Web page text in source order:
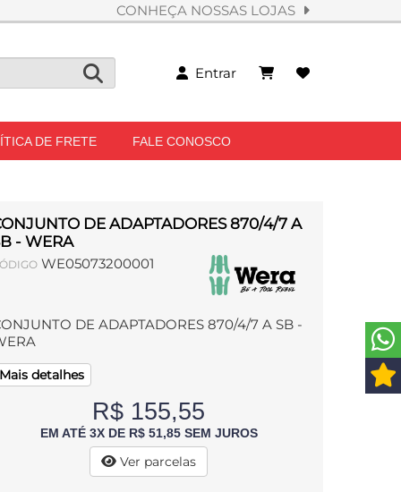
CONHEÇA NOSSAS LOJAS
Entrar
DE FRETE FALE CONOSCO
DE ADAPTADORES 870/4/7 A
- WERA
WE05073200001
DE ADAPTADORES 870/4/7 A SB -
Mais detalhes
R$ 155,55
EM ATÉ 3X DE R$ 51,85 SEM JUROS
Ver parcelas